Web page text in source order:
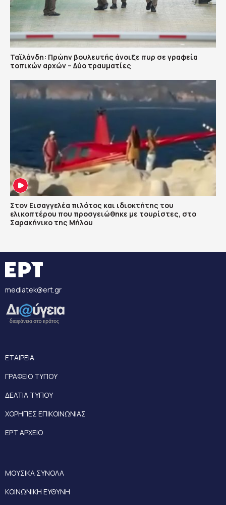
Ταϊλάνδη: Πρώην βουλευτής άνοιξε πυρ σε γραφεία
τοπικών αρχών – Δύο τραυματίες
Στον Εισαγγελέα πιλότος και ιδιοκτήτης του
ελικοπτέρου που προσγειώθηκε με τουρίστες, στο
Σαρακήνικο της Μήλου
mediatek@ert.gr
ΕΤΑΙΡΕΙΑ
ΓΡΑΦΕΙΟ ΤΥΠΟΥ
ΔΕΛΤΙΑ ΤΥΠΟΥ
ΧΟΡΗΓΙΕΣ ΕΠΙΚΟΙΝΩΝΙΑΣ
ΕΡΤ ΑΡΧΕΙΟ
ΜΟΥΣΙΚΑ ΣΥΝΟΛΑ
ΚΟΙΝΩΝΙΚΗ ΕΥΘΥΝΗ